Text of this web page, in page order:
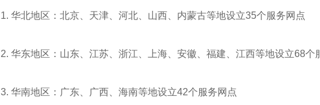
1. 华北地区：北京、天津、河北、山西、内蒙古等地设立35个服务网点
2. 华东地区：山东、江苏、浙江、上海、安徽、福建、江西等地设立68个
3. 华南地区：广东、广西、海南等地设立42个服务网点